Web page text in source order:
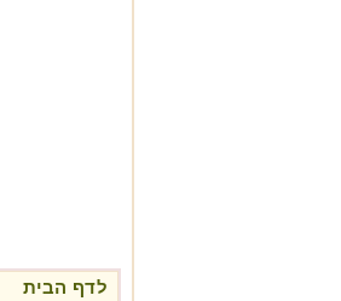
לדף הבית